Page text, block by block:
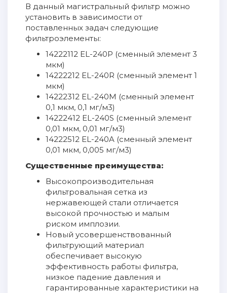
В данный магистральный фильтр можно
установить в зависимости от
поставленных задач следующие
фильтроэлементы:
14222112 EL-240P (сменный элемент 3
мкм)
14222212 EL-240R (сменный элемент 1
мкм)
14222312 EL-240M (сменный элемент
0,1 мкм, 0,1 мг/м3)
14222412 EL-240S (сменный элемент
0,01 мкм, 0,01 мг/м3)
14222512 EL-240A (сменный элемент
0,01 мкм, 0,005 мг/м3)
Существенные преимущества:
Высокопроизводительная
фильтровальная сетка из
нержавеющей стали отличается
высокой прочностью и малым
риском имплозии.
Новый усовершенствованный
фильтрующий материал
обеспечивает высокую
эффективность работы фильтра,
низкое падение давления и
гарантированные характеристики на